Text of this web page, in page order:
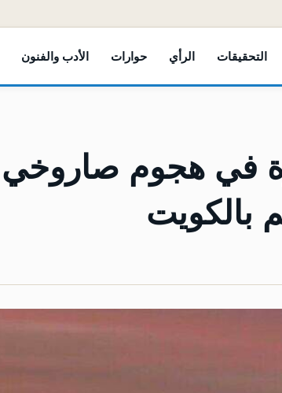
التحقيقات الرأي حوارات الأدب والفنون
في هجوم صاروخي
بالكويت